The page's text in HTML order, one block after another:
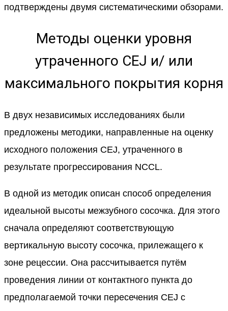
подтверждены двумя систематическими обзорами.
Методы оценки уровня
утраченного CEJ и/ или
максимального покрытия корня
В двух независимых исследованиях были
предложены методики, направленные на оценку
исходного положения CEJ, утраченного в
результате прогрессирования NCCL.
В одной из методик описан способ определения
идеальной высоты межзубного сосочка. Для этого
сначала определяют соответствующую
вертикальную высоту сосочка, прилежащего к
зоне рецессии. Она рассчитывается путём
проведения линии от контактного пункта до
предполагаемой точки пересечения CEJ с